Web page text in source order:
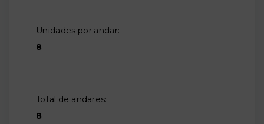
Unidades por andar:
8
Total de andares:
8